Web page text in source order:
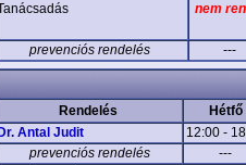
nem
prevenciós rendelés ---
Rendelés
Hétfő
Dr. Antal Judit
12:00 -
prevenciós rendelés
---